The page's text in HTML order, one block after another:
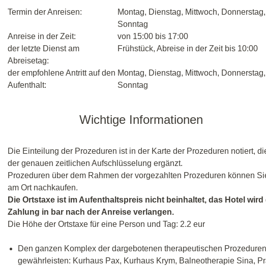
Termin der Anreisen:
Montag, Dienstag, Mittwoch,
Sonntag
Anreise in der Zeit:
von 15:00 bis 17:00
der letzte Dienst am
Abreisetag:
Frühstück, Abreise in der Zeit bis 10:00
der empfohlene Antritt auf den
Aufenthalt:
Montag, Dienstag, Mittwoch,
Sonntag
Wichtige Informationen
Die Einteilung der Prozeduren ist in der Karte der Prozeduren notiert,
der genauen zeitlichen Aufschlüsselung ergänzt.
Prozeduren über dem Rahmen der vorgezahlten Prozeduren können
am Ort nachkaufen.
Die Ortstaxe ist im Aufenthaltspreis nicht beinhaltet, das Hotel wird
Zahlung in bar nach der Anreise verlangen.
Die Höhe der Ortstaxe für eine Person und Tag: 2.2 eur
Den ganzen Komplex der dargebotenen therapeutischen Prozeduren
gewährleisten: Kurhaus Pax, Kurhaus Krym, Balneotherapie Sina,